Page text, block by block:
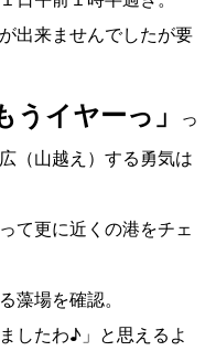
出来ませんでしたが要
うイヤーっ」
っ
（山越え）する勇気は
て更に近くの港をチェ
藻場を確認。
したわ♪」と思えるよ